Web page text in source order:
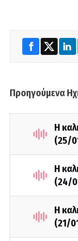
Προηγούμενα
Η
(25/
Η
(24/
Η
(21/